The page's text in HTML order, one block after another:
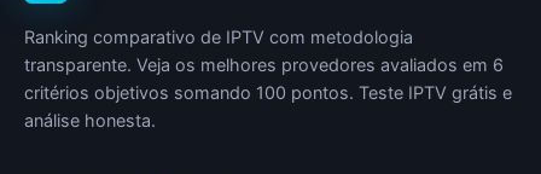
Ranking comparativo de IPTV com metodologia
transparente. Veja os melhores provedores avaliados em 6
critérios objetivos somando 100 pontos. Teste IPTV grátis e
análise honesta.